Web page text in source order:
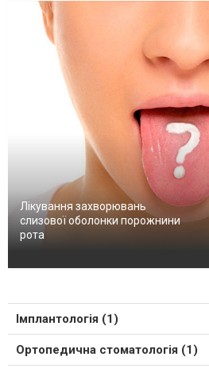
Лікування захворювань
слизової оболонки порожнини
рота
Імплантологія (1)
Ортопедична стоматологія (1)